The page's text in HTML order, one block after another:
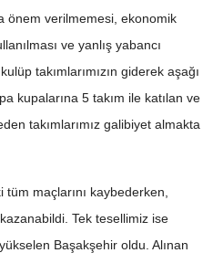
önem verilmemesi, ekonomik
ve yanlış yabancı
takımlarımızın giderek aşağı
kupalarına 5 takım ile katılan ve
takımlarımız galibiyet almakta
maçlarını kaybederken,
Tek tesellimiz ise
Başakşehir oldu. Alınan